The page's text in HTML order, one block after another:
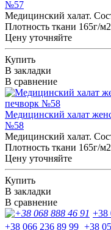
№57
Медицинский халат.
Плотность ткани 165г/
Цену уточняйте
Купить
В закладки
В сравнение
Медицинский халат
№58
Медицинский халат.
Плотность ткани 165г/
Цену уточняйте
Купить
В закладки
В сравнение
+38
+38 066 236 89 99 +38